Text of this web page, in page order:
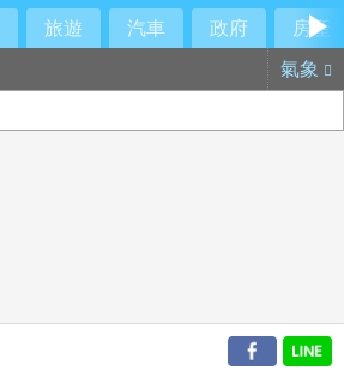
旅遊 汽車 政府
房產
氣象